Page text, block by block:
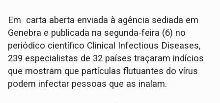
Em carta aberta enviada à agência sediada em
Genebra e publicada na segunda-feira (6) no
periódico científico Clinical Infectious Diseases,
239 especialistas de 32 países traçaram indícios
que mostram que partículas flutuantes do vírus
podem infectar pessoas que as inalam.